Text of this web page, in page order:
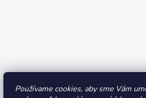
Používame cookies, aby sme Vám